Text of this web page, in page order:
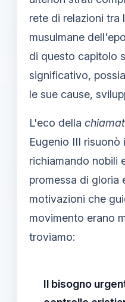
rete di relazioni tra
musulmane
di questo capitolo
significativo,
le sue cause,
L'eco della
Eugenio III risuonò
richiamando nobili
promessa di gloria
motivazioni che
movimento erano
troviamo:
Il bisogno